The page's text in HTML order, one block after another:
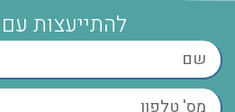
להתייעצות